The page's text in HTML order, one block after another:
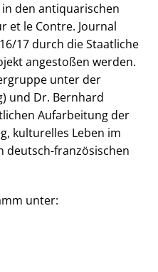
den antiquarischen
et le Contre. Journal
17 durch die Staatliche
angestoßen werden.
unter der
und Dr. Bernhard
Aufarbeitung der
kulturelles Leben im
deutsch-französischen
unter: